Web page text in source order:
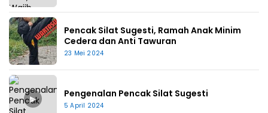
Pencak Silat Sugesti, Ramah Anak Minim
Cedera dan Anti Tawuran
23 Mei 2024
▶ Pengenalan Pencak Silat Sugesti
5 April 2024